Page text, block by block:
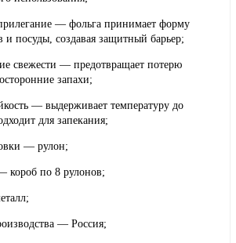
— фольга принимает форму
и посуды, создавая защитный барьер;
свежести — предотвращает потерю
запахи;
— выдерживает температуру до
для запекания;
— рулон;
короб по 8 рулонов;
— Россия;